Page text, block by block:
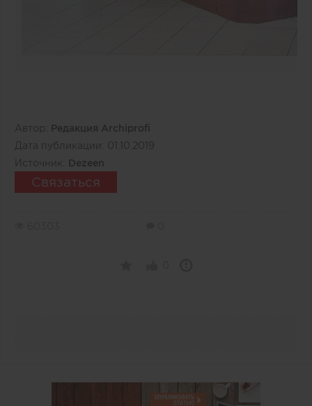
Автор:
Редакция Archiprofi
Дата публикации: 01.10.2019
Источник:
Dezeen
Связаться